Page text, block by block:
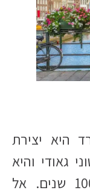
היא יצירת
גאודי והיא
עדיין בבנייה כבר מעל ל- 100 שנים. אל